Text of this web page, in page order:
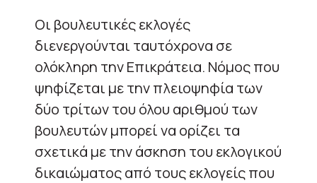
Οι βουλευτικές εκλογές
διενεργούνται ταυτόχρονα σε
ολόκληρη την Επικράτεια. Νόμος που
ψηφίζεται με την πλειοψηφία των
δύο τρίτων του όλου αριθμού των
βουλευτών μπορεί να ορίζει τα
σχετικά με την άσκηση του εκλογικού
δικαιώματος από τους εκλογείς που